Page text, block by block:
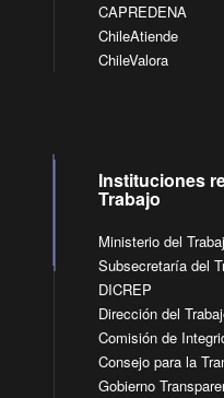
CAPREDENA
ChileAtiende
ChileValora
Instituciones
Trabajo
Ministerio del
Subsecretaría del
DICREP
Dirección del
Comisión de
Consejo para la
Gobierno